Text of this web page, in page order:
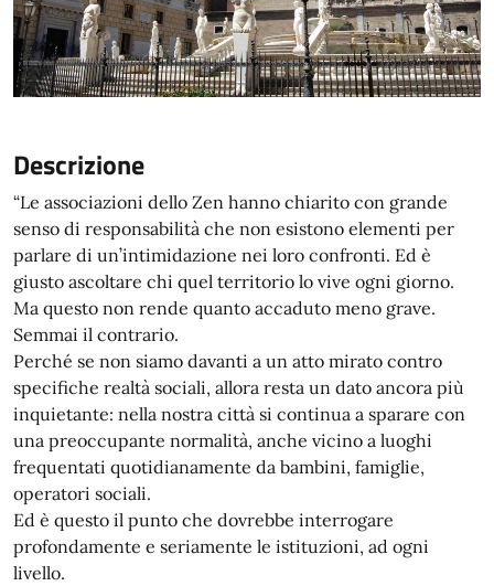
Descrizione
“Le associazioni dello Zen hanno chiarito con grande
senso di responsabilità che non esistono elementi per
parlare di un’intimidazione nei loro confronti. Ed è
giusto ascoltare chi quel territorio lo vive ogni giorno.
Ma questo non rende quanto accaduto meno grave.
Semmai il contrario.
Perché se non siamo davanti a un atto mirato contro
specifiche realtà sociali, allora resta un dato ancora più
inquietante: nella nostra città si continua a sparare con
una preoccupante normalità, anche vicino a luoghi
frequentati quotidianamente da bambini, famiglie,
operatori sociali.
Ed è questo il punto che dovrebbe interrogare
profondamente e seriamente le istituzioni, ad ogni
livello.